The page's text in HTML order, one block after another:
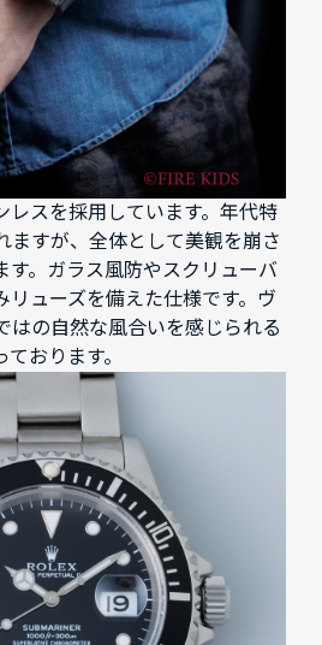
レスを採用しています。年代特
ますが、全体として美観を崩さ
す。ガラス風防やスクリューバ
リューズを備えた仕様です。ヴ
はの自然な風合いを感じられる
おります。